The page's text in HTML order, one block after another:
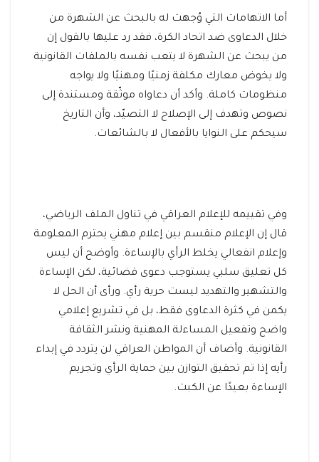
أما الاتهامات التي وُجهت له بالبحث عن الشهرة من
خلال الدعاوى ضد اتحاد الكرة، فقد رد عليها بالقول إن
من يبحث عن الشهرة لا يتعب نفسه بالملفات القانونية
ولا يخوض معارك مكلفة زمنيًا ومهنيًا ولا يواجه
منظومات كاملة. وأكد أن دعاواه موثّقة ومستندة إلى
نصوص وتهدف إلى الإصلاح لا التصيّد، وأن التاريخ
سيحكم على النوايا بالأفعال لا بالشائعات.
وفي تقييمه للإعلام العراقي في تناول الملف الرياضي،
قال إن الإعلام منقسم بين إعلام مهني يحترم المعلومة
وإعلام انفعالي يخلط الرأي بالإساءة. وأوضح أن ليس
كل تعليق سلبي يستوجب دعوى قضائية، لكن الإساءة
والتشهير والتهديد ليست حرية رأي. ورأى أن الحل لا
يكمن في كثرة الدعاوى فقط، بل في تشريع إعلامي
واضح وتفعيل المساءلة المهنية ونشر الثقافة
القانونية. وأضاف أن المواطن العراقي لن يتردد في إبداء
رأيه إذا تم تحقيق التوازن بين حماية الرأي وتجريم
الإساءة بعيدًا عن الكبت.